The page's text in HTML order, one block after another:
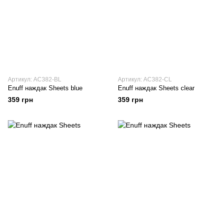
Артикул: AC382-BL
Enuff наждак Sheets blue
359 грн
Артикул: AC382-CL
Enuff наждак Sheets clear
359 грн